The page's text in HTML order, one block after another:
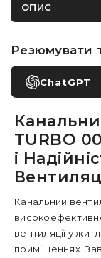
ОПИС
Резюмувати
ChatGPT
TURBO
і
Канальний
високоефективне
вентиляції у
приміщеннях.